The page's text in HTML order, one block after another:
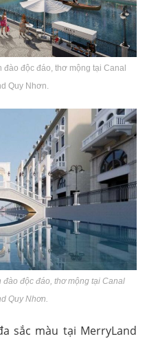
độc đáo, thơ mộng tại Canal
Quy Nhơn.
độc đáo, thơ mộng tại Canal
Quy Nhơn.
sắc màu tại MerryLand